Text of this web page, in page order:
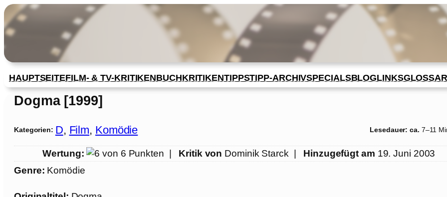
Zum
Inhalt
springen
HAUPTSEITEFILM- & TV-KRITIKENBUCHKRITIKENTIPPSTIPP-ARCHIVSPECIALSBLOGLINKSGLOSSAR
Dogma [1999]
Kategorien: D, Film, Komödie Lesedauer: ca. 7–11
Wertung: Kritik von Dominik Starck Hinzugefügt am 19. Juni 2003
Genre: Komödie